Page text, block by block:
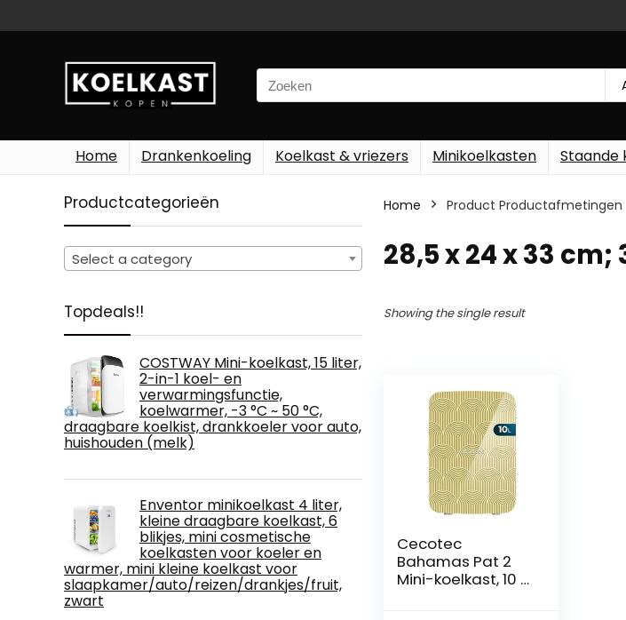
Search
for:
Home Drankenkoeling Koelkast & vriezers Minikoelkasten Staande
Productcategorieën
Select a category
Topdeals!!
COSTWAY Mini-koelkast, 15 liter,
2-in-1 koel- en
verwarmingsfunctie,
koelwarmer, -3 °C ~ 50 °C,
draagbare koelkist, drankkoeler voor auto,
huishouden (melk)
Enventor minikoelkast 4 liter,
kleine draagbare koelkast, 6
blikjes, mini cosmetische
koelkasten voor koeler en
warmer, mini kleine koelkast voor
slaapkamer/auto/reizen/drankjes/fruit,
zwart
Home Product Productafmetingen
‎28,5 x 24 x 33 cm;
Showing the single result
Cecotec
Bahamas Pat 2
Mini-koelkast, 10 l,